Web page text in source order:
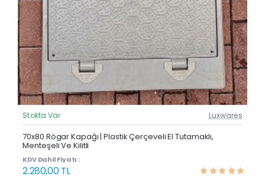
Güncel Fiyat
Stokta Var Luxwares
70x80 Rögar Kapağı | Plastik Çerçeveli El Tutamaklı,
Menteşeli Ve Kilitli
KDV Dahil Fiyatı :
2.280,00 TL